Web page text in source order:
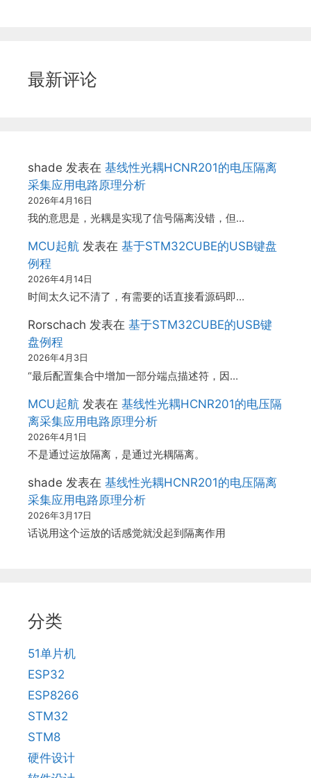
最新评论
shade 发表在 基线性光耦HCNR201的电压隔离
采集应用电路原理分析
2026年4月16日
我的意思是，光耦是实现了信号隔离没错，但…
MCU起航 发表在 基于STM32CUBE的USB键盘
例程
2026年4月14日
时间太久记不清了，有需要的话直接看源码即…
Rorschach 发表在 基于STM32CUBE的USB键
盘例程
2026年4月3日
“最后配置集合中增加一部分端点描述符，因…
MCU起航 发表在 基线性光耦HCNR201的电压隔
离采集应用电路原理分析
2026年4月1日
不是通过运放隔离，是通过光耦隔离。
shade 发表在 基线性光耦HCNR201的电压隔离
采集应用电路原理分析
2026年3月17日
话说用这个运放的话感觉就没起到隔离作用
分类
51单片机
ESP32
ESP8266
STM32
STM8
硬件设计